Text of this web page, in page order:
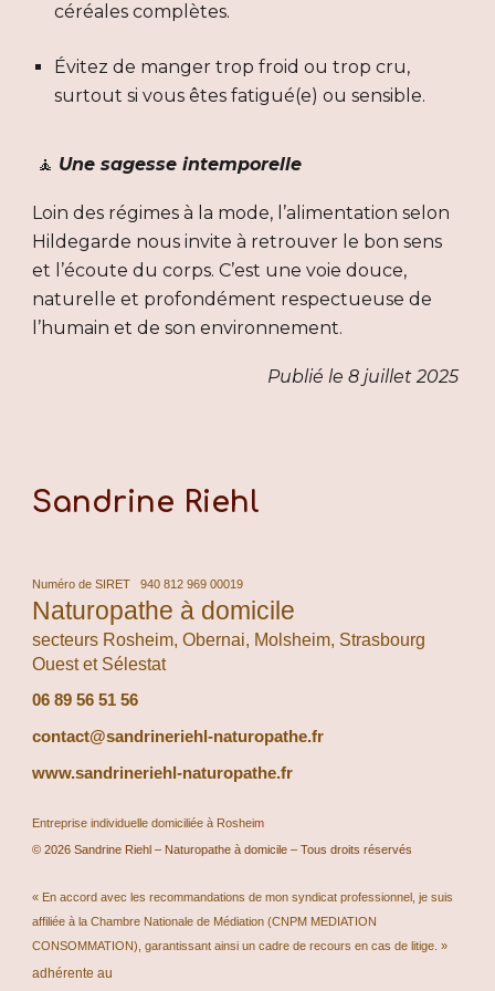
céréales complètes.
Évitez de manger trop froid ou trop cru,
surtout si vous êtes fatigué(e) ou sensible.
🧘 Une sagesse intemporelle
Loin des régimes à la mode, l’alimentation selon
Hildegarde nous invite à retrouver le bon sens
et l’écoute du corps. C’est une voie douce,
naturelle et profondément respectueuse de
l’humain et de son environnement.
Publié le 8 juillet 2025
Sandrine Riehl
Numéro de SIRET 940 812 969 00019
Naturopathe à domicile
secteurs Rosheim, Obernai, Molsheim, Strasbourg
Ouest et Sélestat
06 89 56 51 56
contact@sandrineriehl-naturopathe.fr
www.sandrineriehl-naturopathe.fr
Entreprise individuelle domiciliée à Rosheim
© 2026 Sandrine Riehl – Naturopathe à domicile – Tous droits réservés
« En accord avec les recommandations de mon syndicat professionnel, je suis
affiliée à la Chambre Nationale de Médiation (CNPM MEDIATION
CONSOMMATION), garantissant ainsi un cadre de recours en cas de litige. »
adhérente au